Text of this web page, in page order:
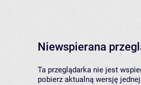
Niewspierana
Ta przeglądarka nie jest
pobierz aktualną wersję